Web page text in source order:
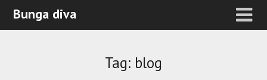
Bunga diva
Tag: blog